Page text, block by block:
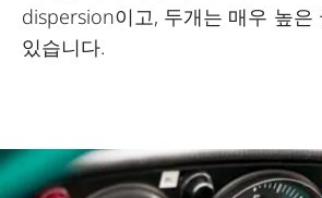
dispersion이고, 두개는 매우 높은
있습니다.